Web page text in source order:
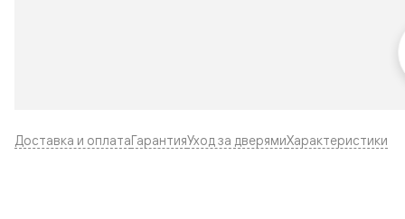
Доставка и оплатаГарантияУход за дверямиХарактеристики